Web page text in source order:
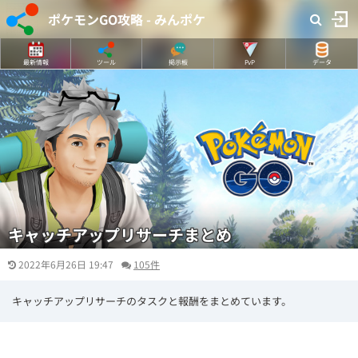
ポケモンGO攻略 - みんポケ
最新情報 ツール 掲示板 PvP データ
キャッチアップリサーチまとめ
2022年6月26日 19:47 105件
キャッチアップリサーチのタスクと報酬をまとめています。